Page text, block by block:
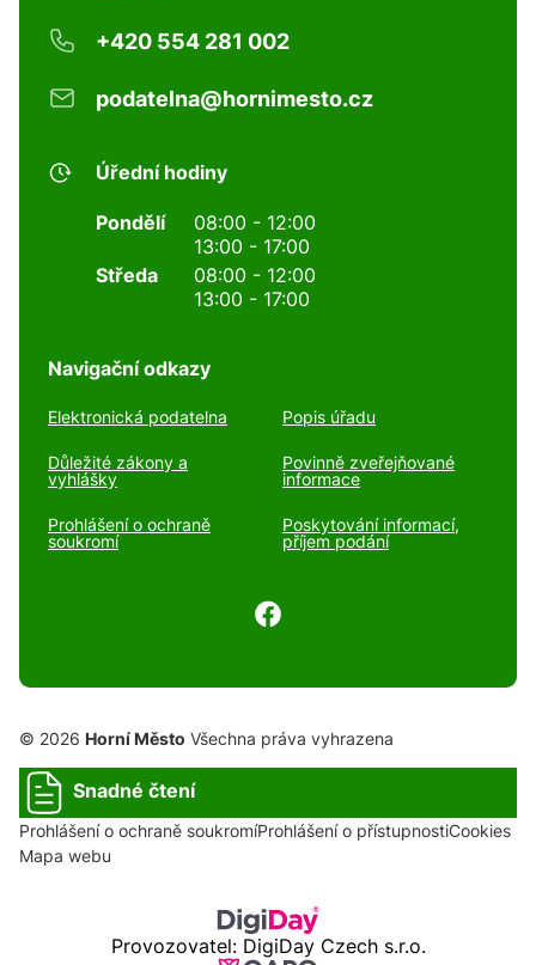
+420 554 281 002
podatelna@hornimesto.cz
Úřední hodiny
Pondělí
08:00 - 12:00
13:00 - 17:00
Středa
08:00 - 12:00
13:00 - 17:00
Navigační odkazy
Elektronická podatelna Popis úřadu
Důležité zákony a
vyhlášky
Povinně zveřejňované
informace
Prohlášení o ochraně
soukromí
Poskytování informací,
příjem podání
© 2026 Horní Město Všechna práva vyhrazena
Snadné čtení
Prohlášení o ochraně soukromíProhlášení o přístupnostiCookies
Mapa webu
Provozovatel: DigiDay Czech s.r.o.